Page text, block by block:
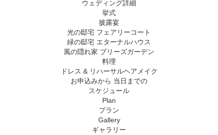
ウェディング詳細
挙式
披露宴
光の邸宅 フェアリーコート
緑の邸宅 エターナルハウス
風の隠れ家 ブリーズガーデン
料理
ドレス & リハーサルヘアメイク
お申込みから 当日までの
スケジュール
Plan
プラン
Gallery
ギャラリー